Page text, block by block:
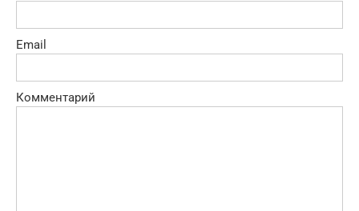
Email
Комментарий